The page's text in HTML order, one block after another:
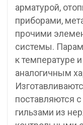
арматурой,
приборами,
прочими
системы.
к температуре
аналогичным
поставляются
гильзами из